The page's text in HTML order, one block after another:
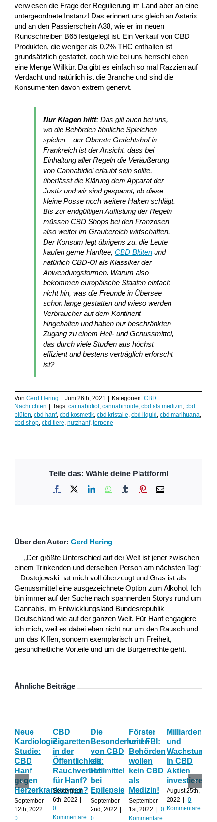
verwiesen die Frage der Regulierung im Land aber an eine
untergeordnete Instanz! Das erinnert uns gleich an Asterix
und an den Passierschein A38, wie er im neuen
Rundschreiben B65 festgelegt ist. Ein Verkauf von CBD
Produkten, die weniger als 0,2% THC enthalten ist
grundsätzlich gestattet, doch wie bei uns herrscht eben
eine Menge Willkür. Da gibt es einfach so mal Razzien auf
Verdacht und natürlich ist die Branche und sind die
Konsumenten davon extrem genervt.
Nur Klagen hilft: Das gilt auch bei uns,
wo die Behörden ähnliche Spielchen
spielen – der Oberste Gerichtshof in
Frankreich ist der Ansicht, dass bei
Einhaltung aller Regeln die Veräußerung
von Cannabidiol erlaubt sein sollte,
überlässt die Klärung dem Apparat der
Justiz und wir sind gespannt, ob diese
kleine Posse noch weitere Haken schlägt.
Bis zur endgültigen Auflistung der Regeln
müssen CBD Shops bei den Franzosen
also weiter im Graubereich wirtschaften.
Der Konsum legt übrigens zu, die Leute
kaufen gerne Hanftee, CBD Blüten und
natürlich CBD-Öl als Klassiker der
Anwendungsformen. Warum also
bekommen europäische Staaten einfach
nicht hin, was die Freunde in Übersee
schon lange gestatten und wieso werden
Verbraucher auf dem Kontinent
hingehalten und haben nur beschränkten
Zugang zu einem Heil- und Genussmittel,
das durch viele Studien aus höchst
effizient und bestens verträglich erforscht
ist?
Von Gerd Hering | Juni 26th, 2021 | Kategorien: CBD
Nachrichten | Tags: cannabidiol, cannabinoide, cbd als medizin, cbd
blüten, cbd hanf, cbd kosmetik, cbd kristalle, cbd liquid, cbd marihuana,
cbd shop, cbd tiere, nutzhanf, terpene
Teile das: Wähle deine Plattform!
Facebook LinkedInWhatsApp
Tumblr Pinterest
E-
Über den Autor: Gerd Hering
„Der größte Unterschied auf der Welt ist jener zwischen
einem Trinkenden und derselben Person am nächsten Tag“
– Dostojewski hat mich voll überzeugt und Gras ist als
Genussmittel eine ausgezeichnete Option zum Alkohol. Ich
bin immer auf der Suche nach spannenden Storys rund um
Cannabis, im Entwicklungsland Bundesrepublik
Deutschland wie auf der ganzen Welt. Für Hanf engagiere
ich mich, weil es dabei eben nicht nur um den Rausch und
um das Kiffen, sondern exemplarisch um Freiheit,
gesundheitliche Vorteile und um die Bürgerrechte geht.
Ähnliche Beiträge
Neue
Kardiologie
Studie:
CBD
Hanf
gegen
Herzerkrankungen?
September
12th, 2022
0
CBD
Zigaretten
in der
Öffentlichkeit:
Rauchverbot
für Hanf?
September
6th, 2022
0
Kommentare
Die
Besonderheiten
von CBD
als
Heilmittel
bei
Epilepsie
September
2nd, 2022
0
Förster
und FBI:
Behörden
wollen
kein CBD
als
Medizin!
September
1st, 2022
0
Kommentare
und
Wachstum:
In CBD
Aktien
investieren?
August 25th,
2022
0
Kommentare